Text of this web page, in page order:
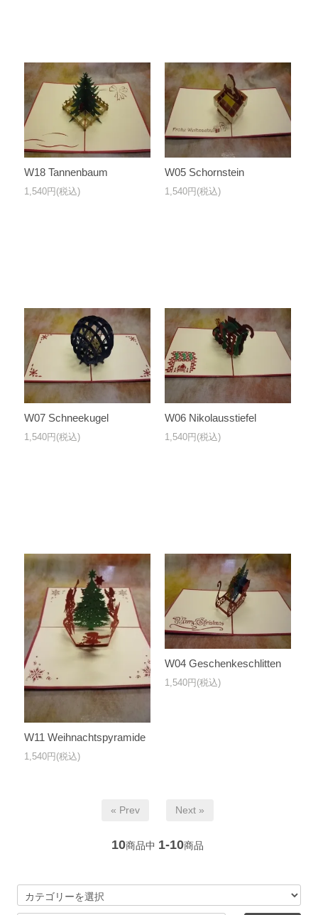
W18 Tannenbaum
1,540円(税込)
W05 Schornstein
1,540円(税込)
W07 Schneekugel
1,540円(税込)
W06 Nikolausstiefel
1,540円(税込)
W11 Weihnachtspyramide
1,540円(税込)
W04 Geschenkeschlitten
1,540円(税込)
« Prev Next »
10商品中 1-10商品